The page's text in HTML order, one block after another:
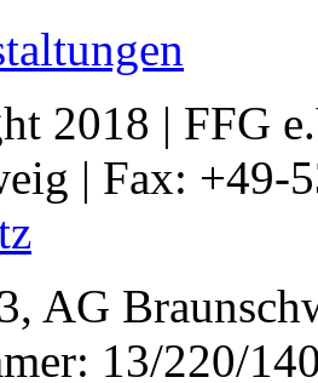
2018 | FFG
| Fax: +49-
AG
13/220/